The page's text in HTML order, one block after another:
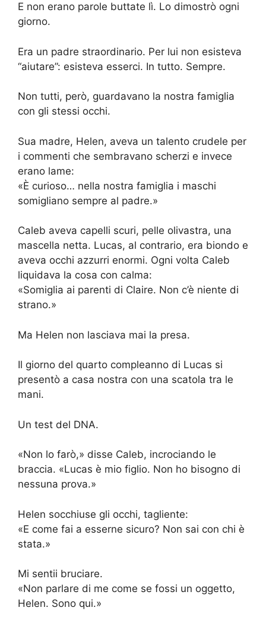
E non erano parole buttate lì. Lo dimostrò ogni
giorno.
Era un padre straordinario. Per lui non esisteva
“aiutare”: esisteva esserci. In tutto. Sempre.
Non tutti, però, guardavano la nostra famiglia
con gli stessi occhi.
Sua madre, Helen, aveva un talento crudele per
i commenti che sembravano scherzi e invece
erano lame:
«È curioso… nella nostra famiglia i maschi
somigliano sempre al padre.»
Caleb aveva capelli scuri, pelle olivastra, una
mascella netta. Lucas, al contrario, era biondo e
aveva occhi azzurri enormi. Ogni volta Caleb
liquidava la cosa con calma:
«Somiglia ai parenti di Claire. Non c’è niente di
strano.»
Ma Helen non lasciava mai la presa.
Il giorno del quarto compleanno di Lucas si
presentò a casa nostra con una scatola tra le
mani.
Un test del DNA.
«Non lo farò,» disse Caleb, incrociando le
braccia. «Lucas è mio figlio. Non ho bisogno di
nessuna prova.»
Helen socchiuse gli occhi, tagliente:
«E come fai a esserne sicuro? Non sai con chi è
stata.»
Mi sentii bruciare.
«Non parlare di me come se fossi un oggetto,
Helen. Sono qui.»